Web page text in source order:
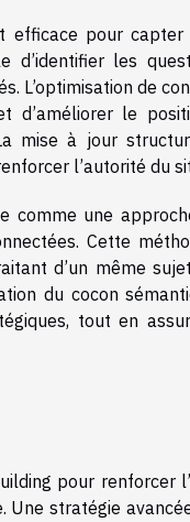
efficace pour
d’identifier les
L’optimisation de
le
mise à jour
l’autorité du
comme une
Cette
d’un même
du cocon
tout en
pour renforcer
Une stratégie